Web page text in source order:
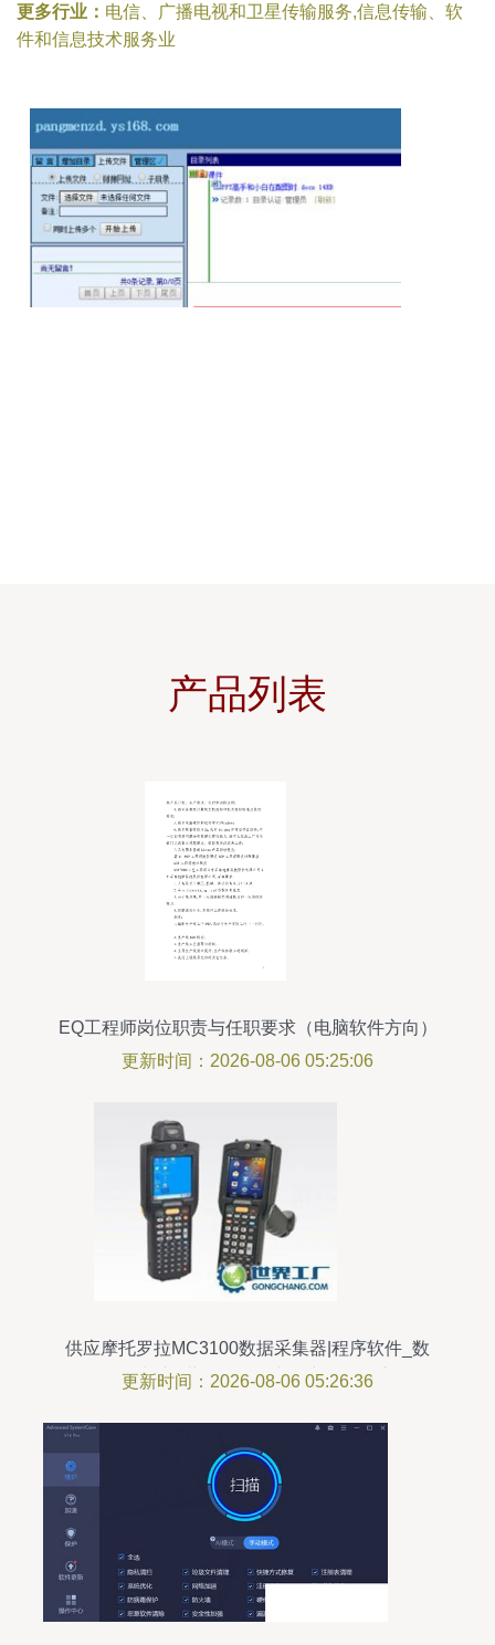
更多行业： 电信、广播电视和卫星传输服务,信息传输、软
件和信息技术服务业
产品列表
EQ工程师岗位职责与任职要求（电脑软件方向）
更新时间：2026-08-06 05:25:06
供应摩托罗拉MC3100数据采集器|程序软件_数
码、电脑_世界工厂网中国产品信息库
更新时间：2026-08-06 05:26:36